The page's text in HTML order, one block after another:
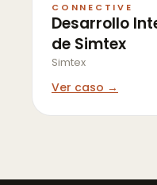
CONNECTIVE
Desarrollo
de Simtex
Simtex
Ver caso →